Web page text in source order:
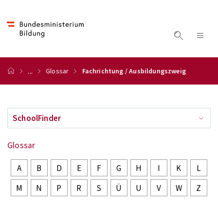
... Glossar Fachrichtung / Ausbildungszweig
SchoolFinder
Glossar
A B D E F G H I K
L
M
N P R S Ü U V W Z